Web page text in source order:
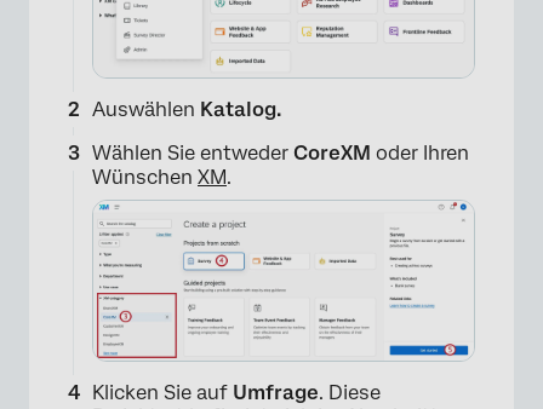
Auswählen Katalog.
Wählen Sie entweder CoreXM oder Ihren
Wünschen XM.
Klicken Sie auf Umfrage. Diese